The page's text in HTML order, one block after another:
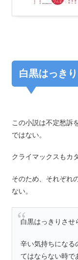
白黒はっき
この小説は不定愁訴
ではない。
クライマックスもカ
そのため、それぞれ
ない。
白黒はっきりさせ
辛い気持ちになる
てはならない時で